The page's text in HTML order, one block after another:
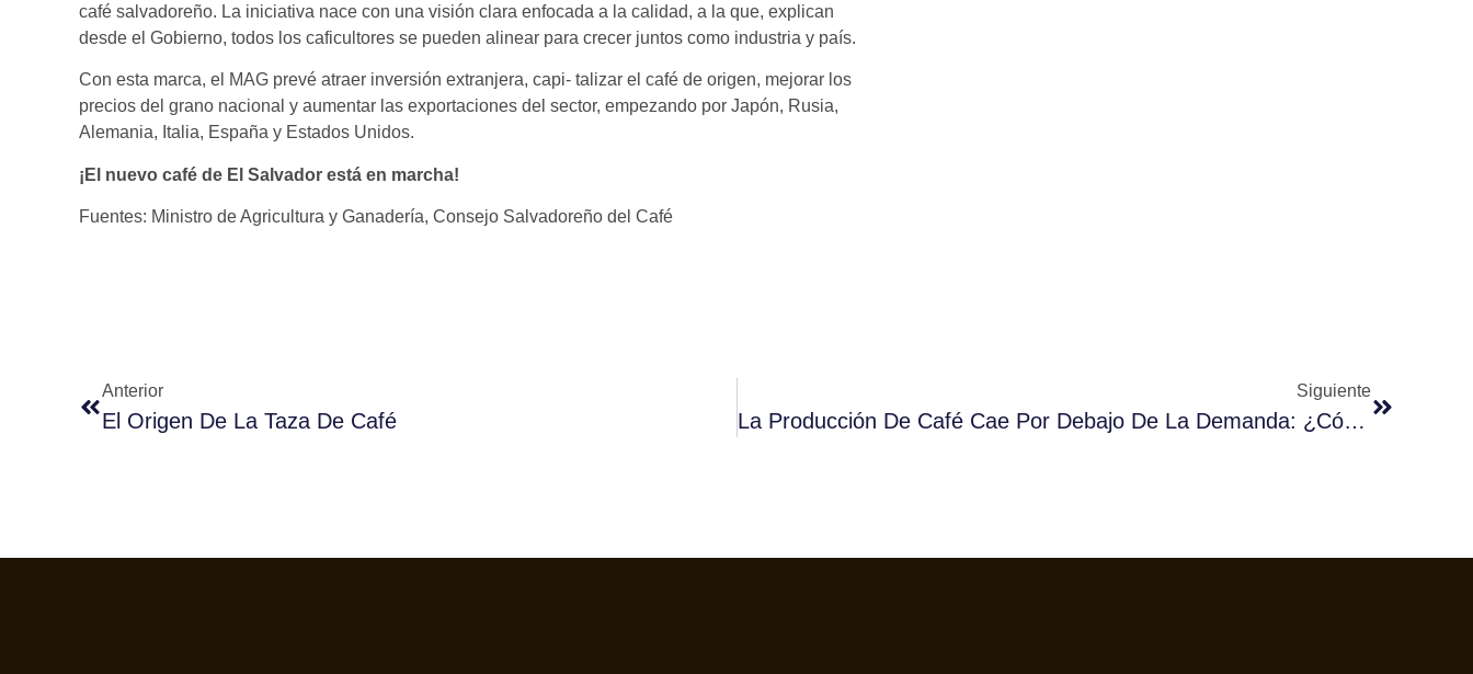
café salvadoreño. La iniciativa nace con una visión clara enfocada a la calidad, a la que, explican
desde el Gobierno, todos los caficultores se pueden alinear para crecer juntos como industria y país.
Con esta marca, el MAG prevé atraer inversión extranjera, capi- talizar el café de origen, mejorar los
precios del grano nacional y aumentar las exportaciones del sector, empezando por Japón, Rusia,
Alemania, Italia, España y Estados Unidos.
¡El nuevo café de El Salvador está en marcha!
Fuentes: Ministro de Agricultura y Ganadería, Consejo Salvadoreño del Café
Anterior
El Origen De La Taza De Café
Siguiente
La Producción De Café Cae Por Debajo De La Demanda: ¿Cómo Afecta La Nueva Situación Al Precio Del Café?